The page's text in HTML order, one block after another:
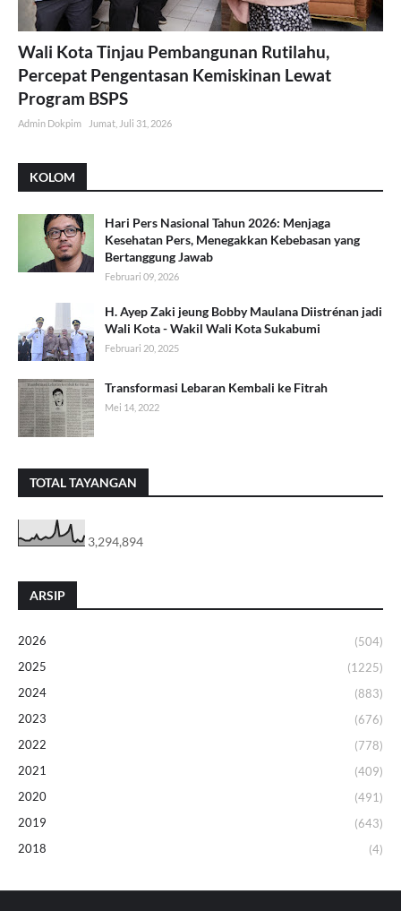
Wali Kota Tinjau Pembangunan Rutilahu,
Percepat Pengentasan Kemiskinan Lewat
Program BSPS
Admin Dokpim Jumat, Juli 31, 2026
KOLOM
Hari Pers Nasional Tahun 2026: Menjaga
Kesehatan Pers, Menegakkan Kebebasan yang
Bertanggung Jawab
Februari 09, 2026
H. Ayep Zaki jeung Bobby Maulana Diistrénan jadi
Wali Kota - Wakil Wali Kota Sukabumi
Februari 20, 2025
Transformasi Lebaran Kembali ke Fitrah
Mei 14, 2022
TOTAL TAYANGAN
3,294,894
ARSIP
2026
(504)
2025
(1225)
2024
(883)
2023
(676)
2022
(778)
2021
(409)
2020
(491)
2019
(643)
2018
(4)